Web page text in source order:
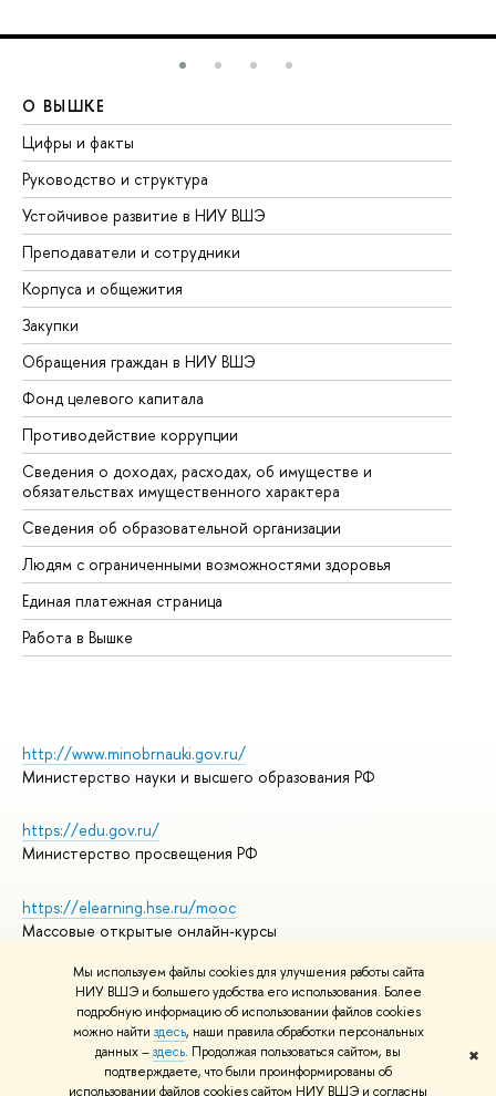
Мы используем файлы cookies для улучшения работы сайта
НИУ ВШЭ и большего удобства его использования. Более
подробную информацию об использовании файлов cookies
можно найти здесь, наши правила обработки персональных
данных –здесь. Продолжая пользоваться сайтом, вы
подтверждаете, что были проинформированы об
использовании файлов cookies сайтом НИУ ВШЭ и согласны
✖
О ВЫШКЕ
Цифры и факты
Руководство и структура
Устойчивое развитие в НИУ ВШЭ
Преподаватели и сотрудники
Корпуса и общежития
Закупки
Обращения граждан в НИУ ВШЭ
Фонд целевого капитала
Противодействие коррупции
Сведения о доходах, расходах, об имуществе и
обязательствах имущественного характера
Сведения об образовательной организации
Людям с ограниченными возможностями здоровья
Единая платежная страница
Работа в Вышке
http://www.minobrnauki.gov.ru/
Министерство науки и высшего образования РФ
https://edu.gov.ru/
Министерство просвещения РФ
https://elearning.hse.ru/mooc
Массовые открытые онлайн-курсы
© НИУ ВШЭ 1993–2026
Адреса и контакты
Условия использования материалов
Политика конфиденциальности